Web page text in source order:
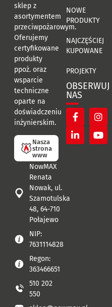
sklep z
asortymentem
przeciwpożarowym.
Oferujemy
certyfikowane
produkty
ppoż. oraz
wsparcie
techniczne
oparte na
doświadczeniu
inżynierskim.
Nasza
strona
www
NowMAX
Renata
Nowak, ul.
Szamotulska
48, 64-710
Połajewo
NIP:
7631114828
Regon:
363466651
510 202
550
NOWE
PRODUKTY
NAJCZĘŚCIEJ
KUPOWANE
PROJEKTY
OBSERWUJ
NAS